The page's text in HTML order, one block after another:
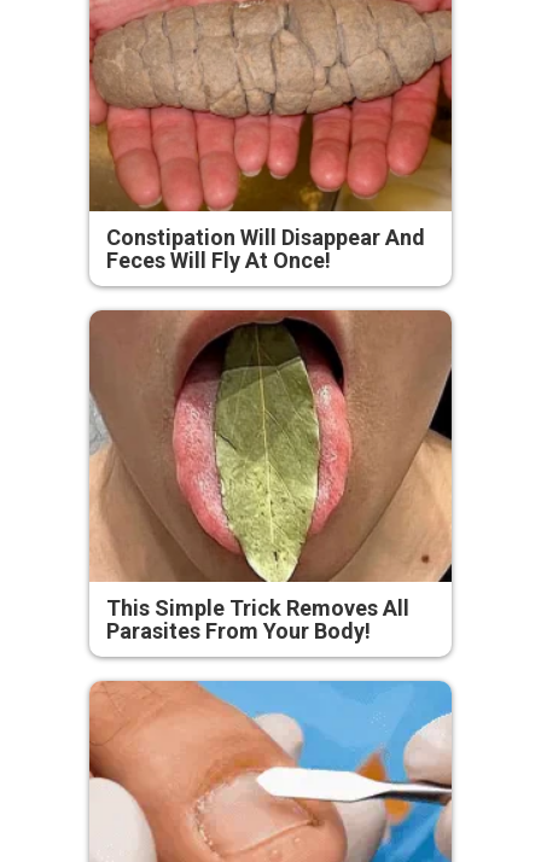
Constipation Will Disappear And
Feces Will Fly At Once!
This Simple Trick Removes All
Parasites From Your Body!